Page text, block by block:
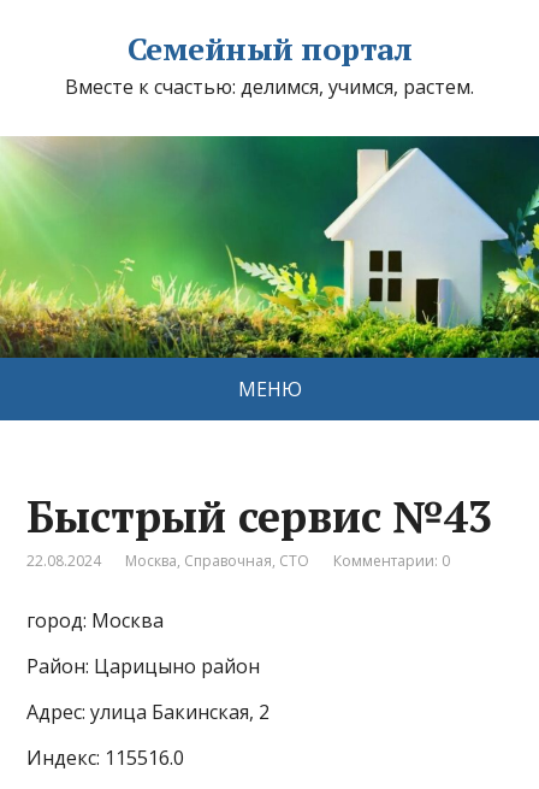
Семейный портал
Вместе к счастью: делимся, учимся, растем.
МЕНЮ
Быстрый сервис №43
22.08.2024 Москва, Справочная, СТО Комментарии: 0
город: Москва
Район: Царицыно район
Адрес: улица Бакинская, 2
Индекс: 115516.0